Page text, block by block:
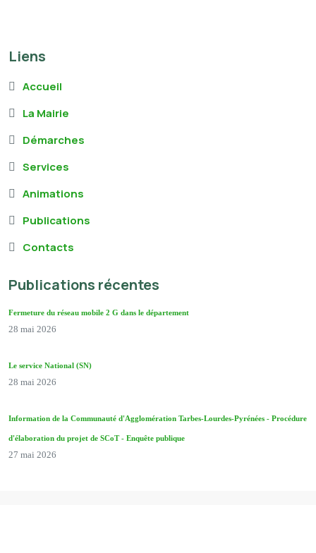
Liens
Accueil
La Mairie
Démarches
Services
Animations
Publications
Contacts
Publications récentes
Fermeture du réseau mobile 2 G dans le département
28 mai 2026
Le service National (SN)
28 mai 2026
Information de la Communauté d'Agglomération Tarbes-Lourdes-Pyrénées - Procédure
d'élaboration du projet de SCoT - Enquête publique
27 mai 2026